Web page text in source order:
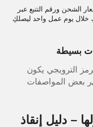
إشعار الشحن ورقم التتبع عبر
خلال يوم عمل واحد ليصلكِ
بسيطة
الترويجي يكون
بعض المواصفات
– دليل إنقاذ